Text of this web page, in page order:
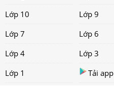
Lớp 10
Lớp 9
Lớp 7
Lớp 6
Lớp 4
Lớp 3
Lớp 1
Tải app